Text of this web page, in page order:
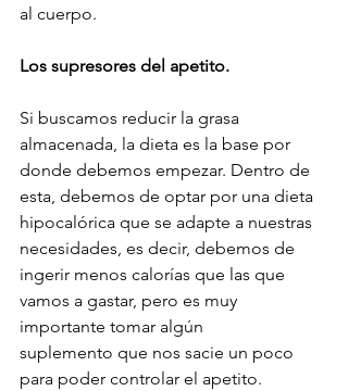
al cuerpo.
Los supresores del apetito.
Si buscamos reducir la grasa
almacenada, la dieta es la base por
donde debemos empezar. Dentro de
esta, debemos de optar por una dieta
hipocalórica que se adapte a nuestras
necesidades, es decir, debemos de
ingerir menos calorías que las que
vamos a gastar, pero es muy
importante tomar algún
suplemento que nos sacie un poco
para poder controlar el apetito.